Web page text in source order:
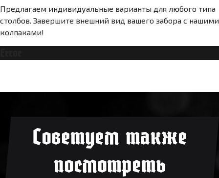
Предлагаем индивидуальные варианты для любого типа
столбов. Завершите внешний вид вашего забора с нашими
колпаками!
Советуем также
посмотреть